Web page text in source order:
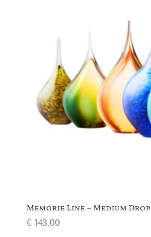
Memorie Line – Medium Drop
€ 143,00